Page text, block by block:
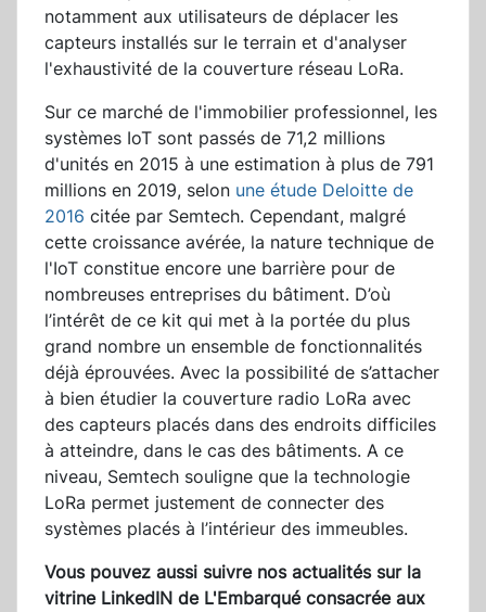
notamment aux utilisateurs de déplacer les
capteurs installés sur le terrain et d'analyser
l'exhaustivité de la couverture réseau LoRa.
Sur ce marché de l'immobilier professionnel, les
systèmes IoT sont passés de 71,2 millions
d'unités en 2015 à une estimation à plus de 791
millions en 2019, selon une étude Deloitte de
2016 citée par Semtech. Cependant, malgré
cette croissance avérée, la nature technique de
l'IoT constitue encore une barrière pour de
nombreuses entreprises du bâtiment. D’où
l’intérêt de ce kit qui met à la portée du plus
grand nombre un ensemble de fonctionnalités
déjà éprouvées. Avec la possibilité de s’attacher
à bien étudier la couverture radio LoRa avec
des capteurs placés dans des endroits difficiles
à atteindre, dans le cas des bâtiments. A ce
niveau, Semtech souligne que la technologie
LoRa permet justement de connecter des
systèmes placés à l’intérieur des immeubles.
Vous pouvez aussi suivre nos actualités sur la
vitrine LinkedIN de L'Embarqué consacrée aux